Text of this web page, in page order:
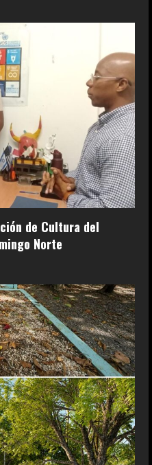
de Cultura del
Norte